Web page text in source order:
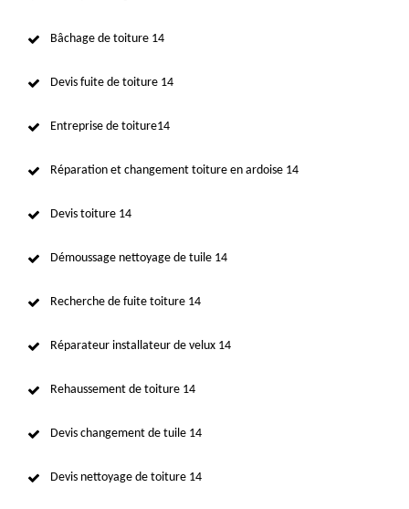
Bâchage de toiture 14
Devis fuite de toiture 14
Entreprise de toiture14
Réparation et changement toiture en ardoise 14
Devis toiture 14
Démoussage nettoyage de tuile 14
Recherche de fuite toiture 14
Réparateur installateur de velux 14
Rehaussement de toiture 14
Devis changement de tuile 14
Devis nettoyage de toiture 14